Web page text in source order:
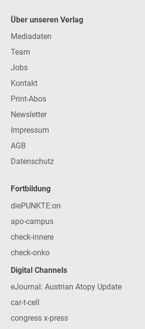
Über unseren Verlag
Mediadaten
Team
Jobs
Kontakt
Print-Abos
Newsletter
Impressum
AGB
Datenschutz
Fortbildung
diePUNKTE:on
apo-campus
check-innere
check-onko
Digital Channels
eJournal: Austrian Atopy Update
car-t-cell
congress x-press